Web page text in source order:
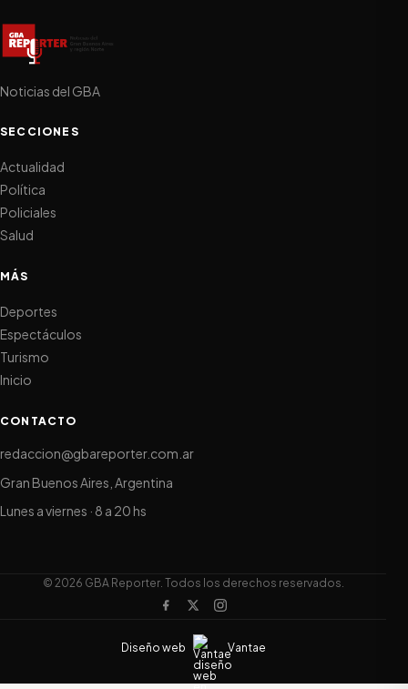
Noticias del GBA
SECCIONES
Actualidad
Política
Policiales
Salud
MÁS
Deportes
Espectáculos
Turismo
Inicio
CONTACTO
redaccion@gbareporter.com.ar
Gran Buenos Aires, Argentina
Lunes a viernes · 8 a 20 hs
© 2026 GBA Reporter. Todos los derechos reservados.
Diseño web Vantae